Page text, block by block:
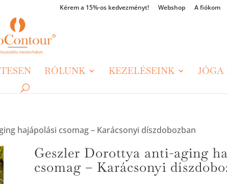
Kérem a 15%-os kedvezményt! Webshop A fiókom
RÓLUNK KEZELÉSEINK JÓGA
hajápolási csomag – Karácsonyi díszdobozban
Geszler Dorottya anti-aging
csomag – Karácsonyi